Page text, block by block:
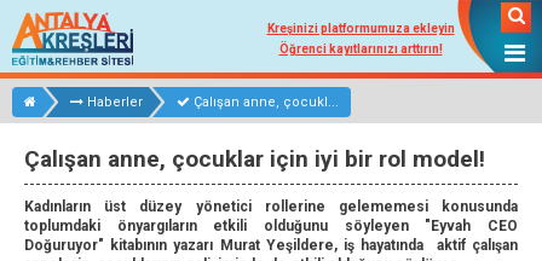
Kreşinizi platformumuza ekleyin
Öğrenci kayıtlarınızı arttırın!
Haberler Çalışan anne, çocukl...
Çalışan anne, çocuklar için iyi bir rol model!
Kadınların üst düzey yönetici rollerine gelememesi konusunda
toplumdaki önyargıların etkili olduğunu söyleyen "Eyvah CEO
Doğuruyor" kitabının yazarı Murat Yeşildere, iş hayatında aktif çalışan